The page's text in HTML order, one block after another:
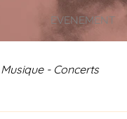
EVENEMENT
Musique - Concerts